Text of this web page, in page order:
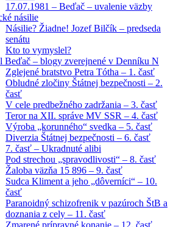
17.07.1981 – Beďač – uvalenie väzby
násilie
Násilie? Žiadne! Jozef Bilčík – predseda
senátu
Kto to vymyslel?
Beďač – blogy zverejnené v Denníku N
Zglejené bratstvo Petra Tótha – 1. časť
Obludné zločiny Štátnej bezpečnosti – 2.
časť
V cele predbežného zadržania – 3. časť
Teror na XII. správe MV SSR – 4. časť
Výroba „korunného“ svedka – 5. časť
Diverzia Štátnej bezpečnosti – 6. časť
7. časť – Ukradnuté alibi
Pod strechou „spravodlivosti“ – 8. časť
Žaloba väzňa 15 896 – 9. časť
Sudca Kliment a jeho „dôverníci“ – 10.
časť
Paranoidný schizofrenik v pazúroch ŠtB a
doznania z cely – 11. časť
Zmarené prípravné konanie – 12. časť